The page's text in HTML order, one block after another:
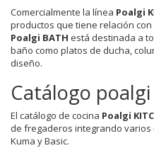
Comercialmente la línea Poalgi
productos que tiene relación
Poalgi BATH está destinada a
baño como platos de ducha,
diseño.
Catálogo poalgi
El catálogo de cocina Poalgi
de fregaderos integrando varios
Kuma y Basic.